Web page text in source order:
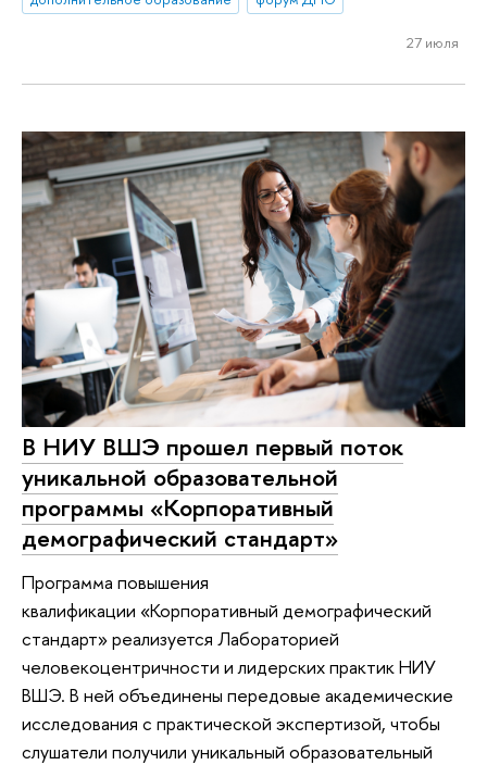
27 июля
В НИУ ВШЭ прошел первый поток
уникальной образовательной
программы «Корпоративный
демографический стандарт»
Программа повышения
квалификации «Корпоративный демографический
стандарт» реализуется Лабораторией
человекоцентричности и лидерских практик НИУ
ВШЭ. В ней объединены передовые академические
исследования с практической экспертизой, чтобы
слушатели получили уникальный образовательный